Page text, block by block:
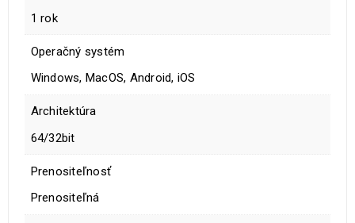
1 rok
Operačný systém
Windows, MacOS, Android, iOS
Architektúra
64/32bit
Prenositeľnosť
Prenositeľná